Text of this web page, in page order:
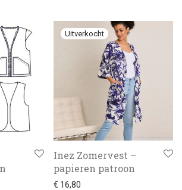
Inez Zomervest –
papieren patroon
€ 16,80